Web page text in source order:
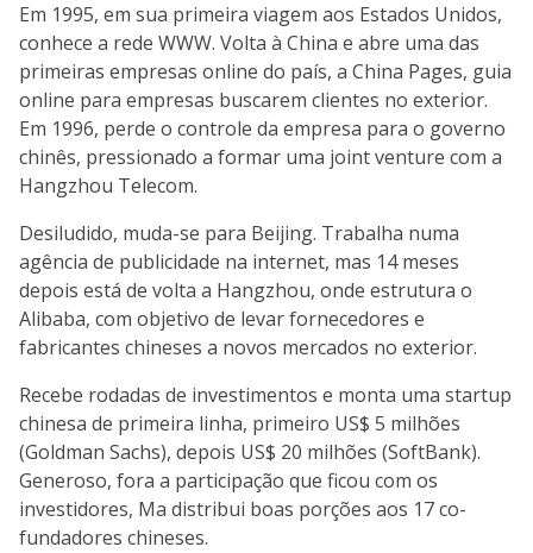
Em 1995, em sua primeira viagem aos Estados Unidos,
conhece a rede WWW. Volta à China e abre uma das
primeiras empresas online do país, a China Pages, guia
online para empresas buscarem clientes no exterior.
Em 1996, perde o controle da empresa para o governo
chinês, pressionado a formar uma joint venture com a
Hangzhou Telecom.
Desiludido, muda-se para Beijing. Trabalha numa
agência de publicidade na internet, mas 14 meses
depois está de volta a Hangzhou, onde estrutura o
Alibaba, com objetivo de levar fornecedores e
fabricantes chineses a novos mercados no exterior.
Recebe rodadas de investimentos e monta uma startup
chinesa de primeira linha, primeiro US$ 5 milhões
(Goldman Sachs), depois US$ 20 milhões (SoftBank).
Generoso, fora a participação que ficou com os
investidores, Ma distribui boas porções aos 17 co-
fundadores chineses.